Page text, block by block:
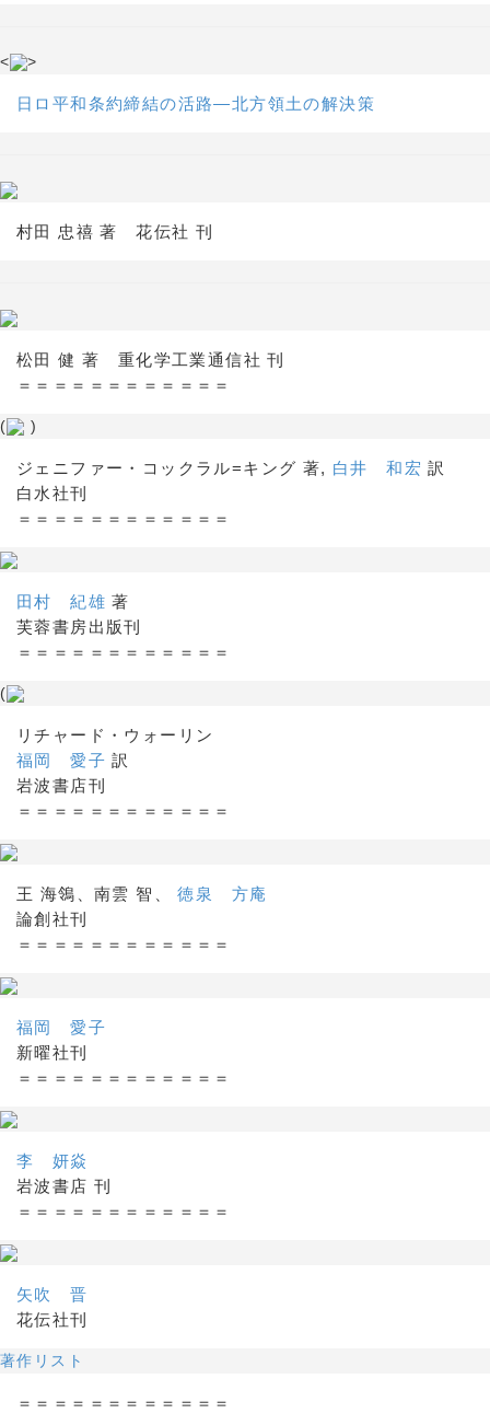
< >
日ロ平和条約締結の活路―北方領土の解決策
村田 忠禧 著 花伝社 刊
松田 健 著 重化学工業通信社 刊
＝＝＝＝＝＝＝＝＝＝＝＝
( )
ジェニファー・コックラル=キング 著, 白井 和宏 訳
白水社刊
＝＝＝＝＝＝＝＝＝＝＝＝
田村 紀雄 著
芙蓉書房出版刊
＝＝＝＝＝＝＝＝＝＝＝＝
(
リチャード・ウォーリン
福岡 愛子 訳
岩波書店刊
＝＝＝＝＝＝＝＝＝＝＝＝
王 海鴒、南雲 智、徳泉 方庵
論創社刊
＝＝＝＝＝＝＝＝＝＝＝＝
福岡 愛子
新曜社刊
＝＝＝＝＝＝＝＝＝＝＝＝
李 妍焱
岩波書店 刊
＝＝＝＝＝＝＝＝＝＝＝＝
矢吹 晋
花伝社刊
著作リスト
＝＝＝＝＝＝＝＝＝＝＝＝